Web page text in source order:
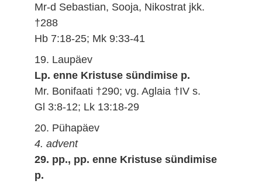
Mr-d Sebastian, Sooja, Nikostrat jkk.
†288
Hb 7:18-25; Mk 9:33-41
19. Laupäev
Lp. enne Kristuse sündimise p.
Mr. Bonifaati †290; vg. Aglaia †IV s.
Gl 3:8-12; Lk 13:18-29
20. Pühapäev
4. advent
29. pp., pp. enne Kristuse sündimise
p.